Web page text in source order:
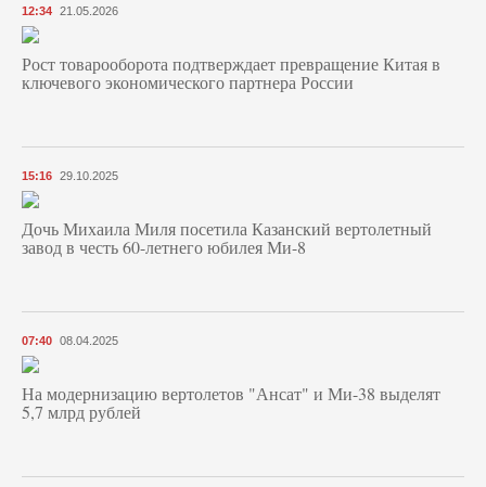
12:34 21.05.2026
Рост товарооборота подтверждает превращение Китая в
ключевого экономического партнера России
15:16 29.10.2025
Дочь Михаила Миля посетила Казанский вертолетный
завод в честь 60-летнего юбилея Ми-8
07:40 08.04.2025
На модернизацию вертолетов "Ансат" и Ми-38 выделят
5,7 млрд рублей